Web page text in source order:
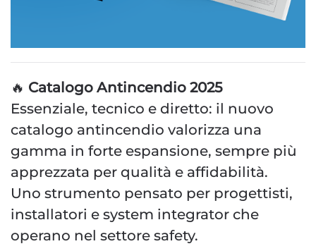
🔥 Catalogo Antincendio 2025
Essenziale, tecnico e diretto: il nuovo
catalogo antincendio valorizza una
gamma in forte espansione, sempre più
apprezzata per qualità e affidabilità.
Uno strumento pensato per progettisti,
installatori e system integrator che
operano nel settore safety.